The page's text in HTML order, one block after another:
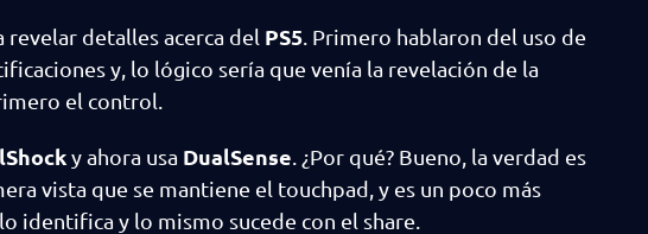
revelar detalles acerca del PS5 . Primero hablaron del uso de
y, lo lógico sería que venía la revelación de la
el control.
y ahora usa DualSense . ¿Por qué? Bueno, la verdad es
vista que se mantiene el touchpad, y es un poco más
identifica y lo mismo sucede con el share.